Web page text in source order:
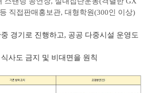
직접판매홍보관, 대형학원(300인 이상)
경기로 진행하고, 공공 다중시설 운영도
사도 금지 및 비대면을 원칙